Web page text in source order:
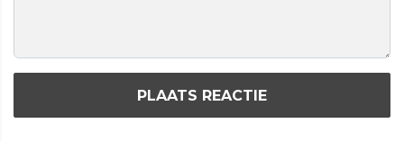
PLAATS REACTIE